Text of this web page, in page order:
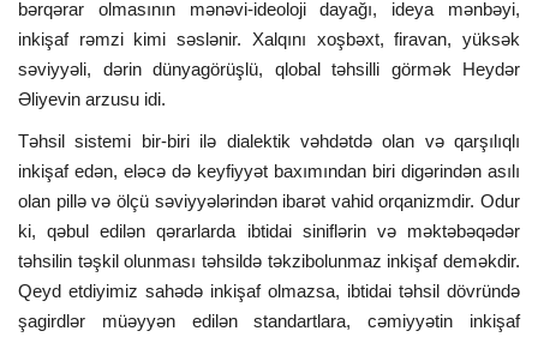
bərqərar olmasının mənəvi-ideoloji dayağı, ideya mənbəyi,
inkişaf rəmzi kimi səslənir. Xalqını xoşbəxt, firavan, yüksək
səviyyəli, dərin dünyagörüşlü, qlobal təhsilli görmək Heydər
Əliyevin arzusu idi.
Təhsil sistemi bir-biri ilə dialektik vəhdətdə olan və qarşılıqlı
inkişaf edən, eləcə də keyfiyyət baxımından biri digərindən asılı
olan pillə və ölçü səviyyələrindən ibarət vahid orqanizmdir. Odur
ki, qəbul edilən qərarlarda ibtidai siniflərin və məktəbəqədər
təhsilin təşkil olunması təhsildə təkzibolunmaz inkişaf deməkdir.
Qeyd etdiyimiz sahədə inkişaf olmazsa, ibtidai təhsil dövründə
şagirdlər müəyyən edilən standartlara, cəmiyyətin inkişaf